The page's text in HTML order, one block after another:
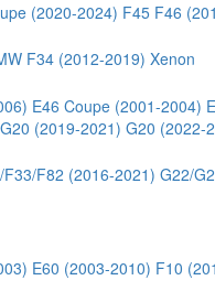
(2020-2024) F45 F46
F34 (2012-2019) Xenon
E46 Coupe (2001-2004)
G20 (2019-2021) G20 (2022-
F33/F82 (2016-2021) G22/
E60 (2003-2010) F10